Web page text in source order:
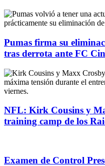
Pumas firma su
tras derrota ante FC
NFL: Kirk Cousins y
training camp de los
Examen de Control